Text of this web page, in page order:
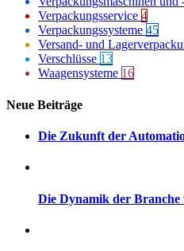
Verpackungsservice 4
Verpackungssysteme 45
Versand- und
Verschlüsse 13
Waagensysteme 16
Neue Beiträge
Die Zukunft der
Die Dynamik der